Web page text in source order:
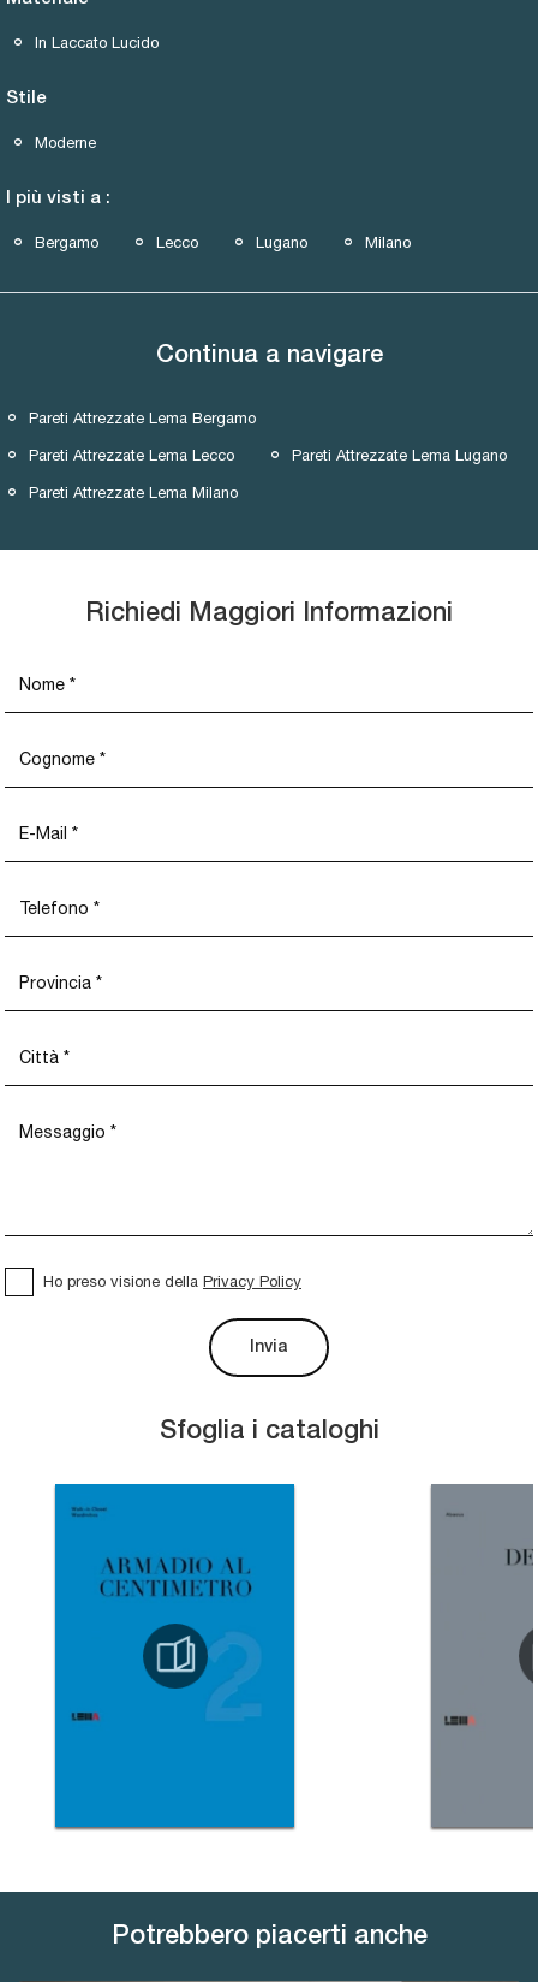
In Laccato Lucido
Stile
Moderne
I più visti a :
Bergamo Lecco Lugano Milano
Continua a navigare
Pareti Attrezzate Lema Bergamo
Pareti Attrezzate Lema Lecco Pareti Attrezzate Lema Lugano
Pareti Attrezzate Lema Milano
Sfoglia i cataloghi
Richiedi Maggiori Informazioni
Ho preso visione della Privacy Policy
Invia
Potrebbero piacerti anche